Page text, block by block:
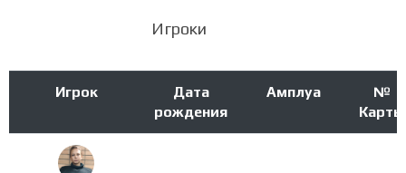
Игроки
Игрок
Дата
рождения
Амплуа
№
Карты